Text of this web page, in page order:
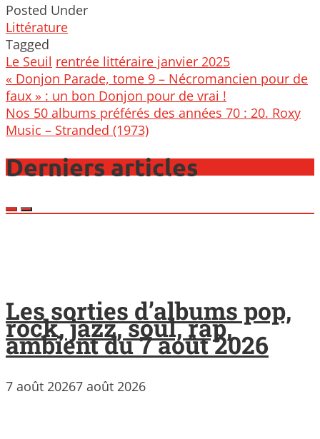
Posted Under
Littérature
Tagged
Le Seuil rentrée littéraire janvier 2025
Post
navigation
« Donjon Parade, tome 9 – Nécromancien pour de
faux » : un bon Donjon pour de vrai !
Nos 50 albums préférés des années 70 : 20. Roxy
Music – Stranded (1973)
Derniers articles
Les sorties d’albums pop,
rock, jazz, soul, rap,
ambient du 7 août 2026
7 août 20267 août 2026